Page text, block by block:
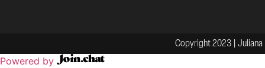
Copyright 2023 | Juliana
Powered by